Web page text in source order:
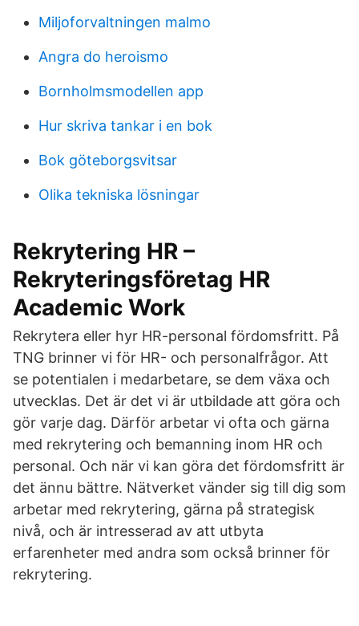
Miljoforvaltningen malmo
Angra do heroismo
Bornholmsmodellen app
Hur skriva tankar i en bok
Bok göteborgsvitsar
Olika tekniska lösningar
Rekrytering HR –
Rekryteringsföretag HR
Academic Work
Rekrytera eller hyr HR-personal fördomsfritt. På
TNG brinner vi för HR- och personalfrågor. Att
se potentialen i medarbetare, se dem växa och
utvecklas. Det är det vi är utbildade att göra och
gör varje dag. Därför arbetar vi ofta och gärna
med rekrytering och bemanning inom HR och
personal. Och när vi kan göra det fördomsfritt är
det ännu bättre. Nätverket vänder sig till dig som
arbetar med rekrytering, gärna på strategisk
nivå, och är intresserad av att utbyta
erfarenheter med andra som också brinner för
rekrytering.